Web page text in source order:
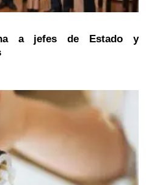
a jefes de Estado y